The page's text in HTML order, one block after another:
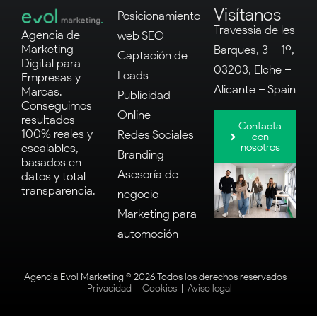
Agencia de
Marketing
Digital para
Empresas y
Marcas.
Conseguimos
resultados
100% reales y
escalables,
basados en
datos y total
transparencia.
Posicionamiento
web SEO
Captación de
Leads
Publicidad
Online
Redes Sociales
Branding
Asesoría de
negocio
Marketing para
automoción
Visítanos
Travessia de les
Barques, 3 – 1º,
03203, Elche –
Alicante – Spain
Contacta
con
nosotros
Agencia Evol Marketing ® 2026 Todos los derechos reservados |
Privacidad
Cookies Aviso legal